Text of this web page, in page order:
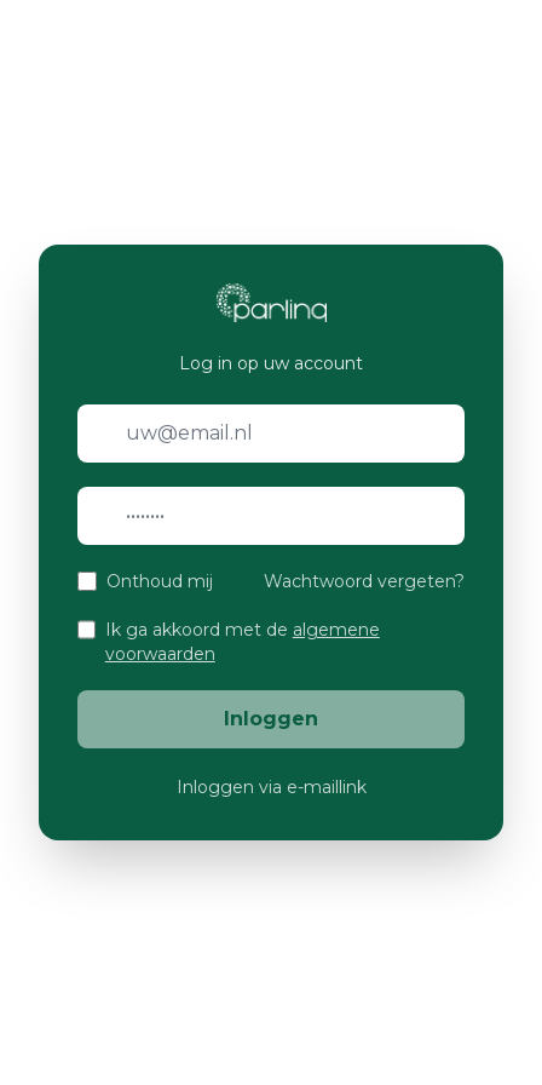
Log in op uw account
Onthoud mij Wachtwoord vergeten?
Ik ga akkoord met de algemene
voorwaarden
Inloggen
Inloggen via e-maillink